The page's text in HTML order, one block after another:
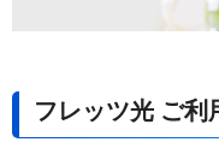
フレッツ光 ご利